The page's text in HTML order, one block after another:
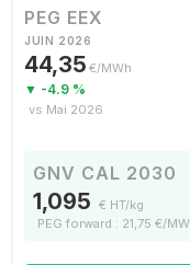
PEG EEX
JUIN 2026
44,35 €/MWh
▼ -4.9 %
vs Mai 2026
GNV CAL 2030
1,095 € HT/kg
PEG forward : 21,75 €/